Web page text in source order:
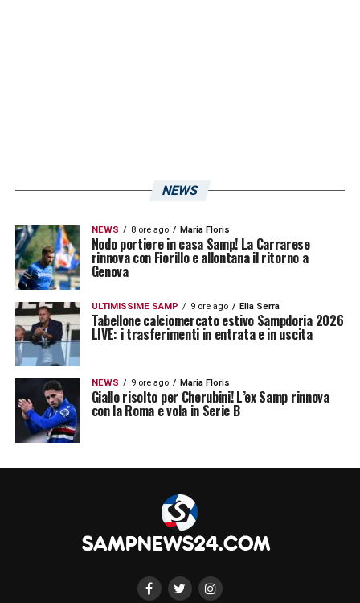
NEWS
NEWS 8 ore ago Maria Floris
Nodo portiere in casa Samp! La Carrarese
rinnova con Fiorillo e allontana il ritorno a
Genova
ULTIMISSIME SAMP 9 ore ago Elia Serra
Tabellone calciomercato estivo Sampdoria 2026
LIVE: i trasferimenti in entrata e in uscita
NEWS 9 ore ago Maria Floris
Giallo risolto per Cherubini! L’ex Samp rinnova
con la Roma e vola in Serie B